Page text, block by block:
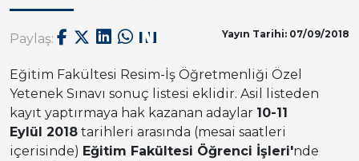
Paylaş: Yayın Tarihi: 07/09/2018
Eğitim Fakültesi Resim-İş Öğretmenliği Özel
Yetenek Sınavı sonuç listesi eklidir. Asil listeden
kayıt yaptırmaya hak kazanan adaylar 10-11
Eylül 2018 tarihleri arasında (mesai saatleri
içerisinde) Eğitim Fakültesi Öğrenci İşleri'nde